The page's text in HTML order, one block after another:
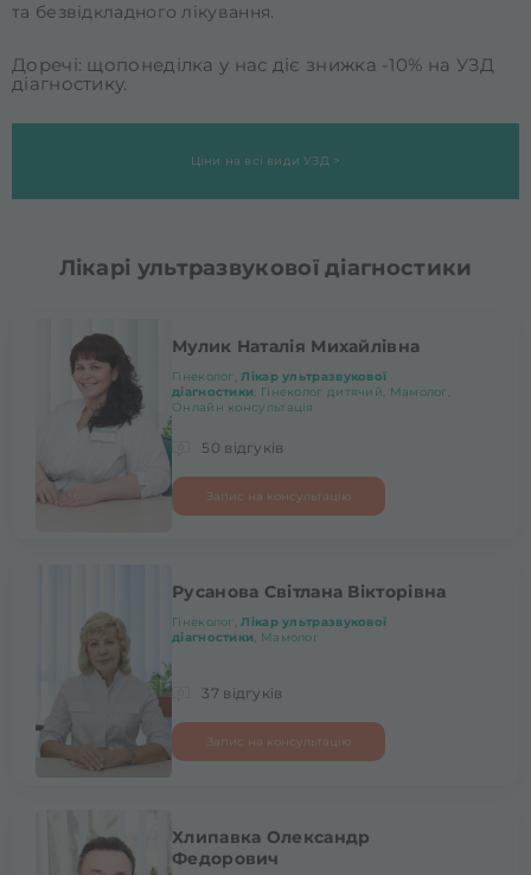
та безвідкладного лікування.
Доречі: щопонеділка у нас діє знижка -10% на УЗД
діагностику.
Ціни на всі види УЗД >
Лікарі ультразвукової діагностики
Мулик Наталія Михайлівна
Гінеколог,Лікар ультразвукової
діагностики, Гінеколог дитячий, Мамолог,
Онлайн консультація
50 відгуків
Запис на консультацію
Русанова Світлана Вікторівна
Гінеколог,Лікар ультразвукової
діагностики, Мамолог
37 відгуків
Запис на консультацію
Хлипавка Олександр
Федорович